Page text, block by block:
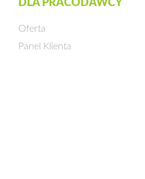
DLA PRACODAWCY
Oferta
Panel Klienta